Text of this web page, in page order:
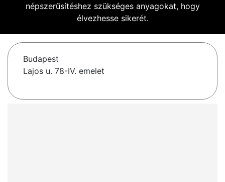
népszerűsítéshez szükséges anyagokat, hogy
élvezhesse sikerét.
Budapest
Lajos u. 78-IV. emelet